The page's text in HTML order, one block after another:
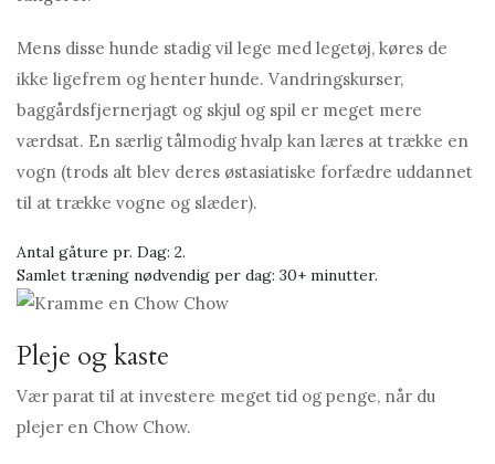
Mens disse hunde stadig vil lege med legetøj, køres de
ikke ligefrem og henter hunde. Vandringskurser,
baggårdsfjernerjagt og skjul og spil er meget mere
værdsat. En særlig tålmodig hvalp kan læres at trække en
vogn (trods alt blev deres østasiatiske forfædre uddannet
til at trække vogne og slæder).
Antal gåture pr. Dag: 2.
Samlet træning nødvendig per dag: 30+ minutter.
Pleje og kaste
Vær parat til at investere meget tid og penge, når du
plejer en Chow Chow.